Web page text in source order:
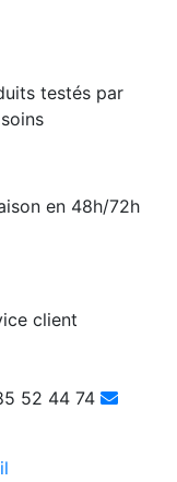
testés par
en 48h/72h
client
52 44 74